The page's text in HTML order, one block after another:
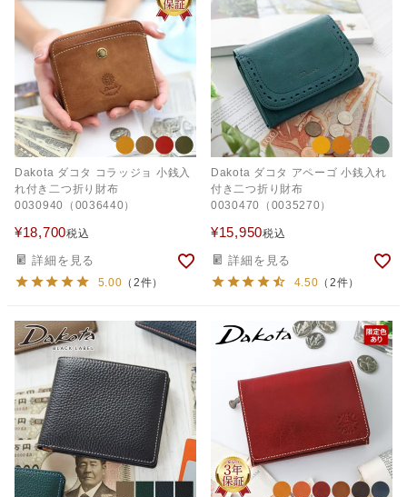
Dakota ダコタ コラッジョ 小銭入
れ付き二つ折り財布
0030940（0036440）
¥18,700税込
詳細を見る
5.00 （2件）
Dakota ダコタ アペーゴ 小銭入れ
付き二つ折り財布
0030470（0035270）
¥15,950税込
詳細を見る
4.50 （2件）